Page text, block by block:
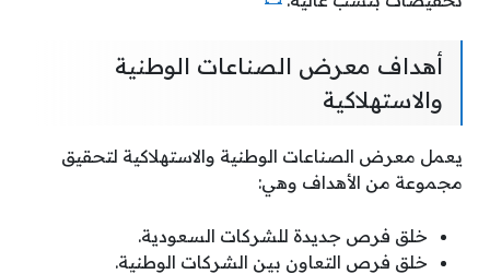
أهداف معرض الصناعات الوطنية
والاستهلاكية
يعمل معرض الصناعات الوطنية والاستهلاكية لتحقيق
مجموعة من الأهداف وهي:
خلق فرص جديدة للشركات السعودية.
خلق فرص التعاون بين الشركات الوطنية.